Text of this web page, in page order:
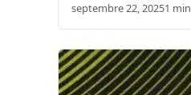
septembre 22, 20251 min